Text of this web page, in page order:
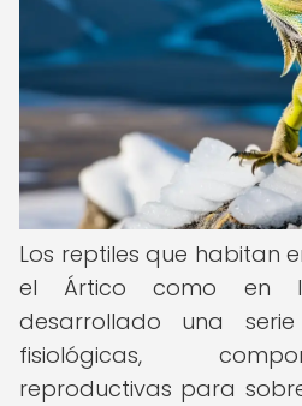
Los reptiles que habitan
el Ártico como en
desarrollado una
fisiológicas,
reproductivas para